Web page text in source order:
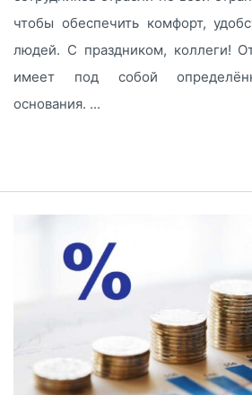
чтобы обеспечить комфорт,
людей. С праздником, коллеги!
имеет под собой
основания. ...